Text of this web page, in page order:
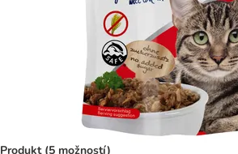
Produkt (5 možností)